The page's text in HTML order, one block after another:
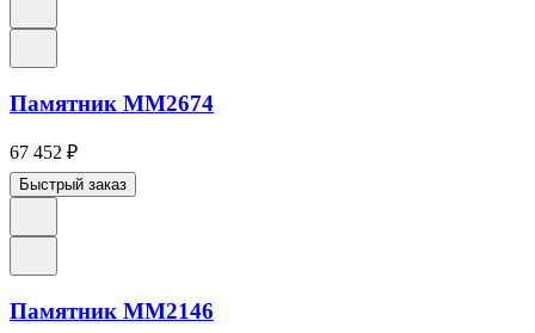
Памятник ММ2674
67 452 ₽
Быстрый заказ
Памятник ММ2146